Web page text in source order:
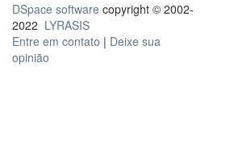
DSpace software copyright © 2002-
2022 LYRASIS
Entre em contato | Deixe sua
opinião